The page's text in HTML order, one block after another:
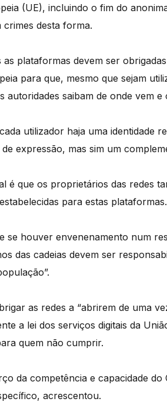
(UE), incluindo o fim do
crimes desta forma.
as plataformas devem ser
para que, mesmo que sejam
autoridades saibam de onde vem e
utilizador haja uma identidade
expressão, mas sim um
é que os proprietários das redes
para estas plataformas.
se houver envenenamento num
das cadeias devem ser
as redes a “abrirem de uma
a lei dos serviços digitais da
quem não cumprir.
da competência e capacidade
acrescentou.